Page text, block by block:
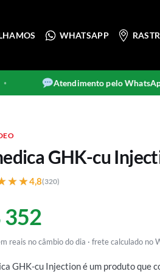
WHATSAPP
Atendimento pelo WhatsApp
GHK-cu
4,8(320)
352
reais no câmbio do dia · frete calculado no
GHK-cu Injection é um produto que